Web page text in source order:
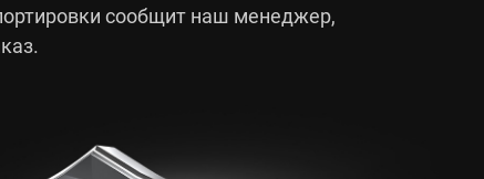
сообщит наш менеджер,